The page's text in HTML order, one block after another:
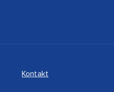
Kontakt